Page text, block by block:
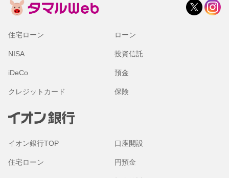
住宅ローン ローン
NISA 投資信託
iDeCo 預金
クレジットカード 保険
イオン銀行TOP 口座開設
住宅ローン 円預金